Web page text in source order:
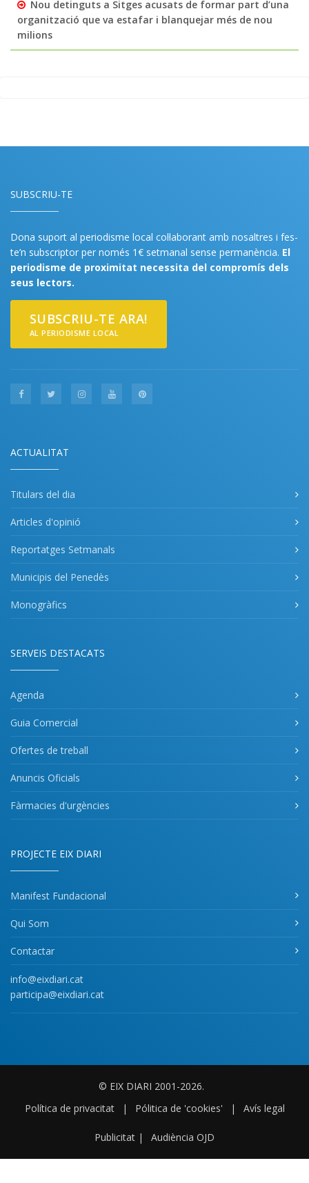
Nou detinguts a Sitges acusats de formar part d’una
organització que va estafar i blanquejar més de nou
milions
SUBSCRIU-TE
Dona suport al periodisme local col·laborant amb nosaltres i fes-
te’n subscriptor per només 1€ setmanal sense permanència. El
periodisme de proximitat necessita del compromís dels
seus lectors.
SUBSCRIU-TE ARA!
AL PERIODISME LOCAL
ACTUALITAT
Titulars del dia
Articles d'opinió
Reportatges Setmanals
Municipis del Penedès
Monogràfics
SERVEIS DESTACATS
Agenda
Guia Comercial
Ofertes de treball
Anuncis Oficials
Fàrmacies d'urgències
PROJECTE EIX DIARI
Manifest Fundacional
Qui Som
Contactar
info@eixdiari.cat
participa@eixdiari.cat
© EIX DIARI 2001-2026.
Política de privacitat
| Pólitica de 'cookies' | Avís legal
Publicitat | Audiència OJD